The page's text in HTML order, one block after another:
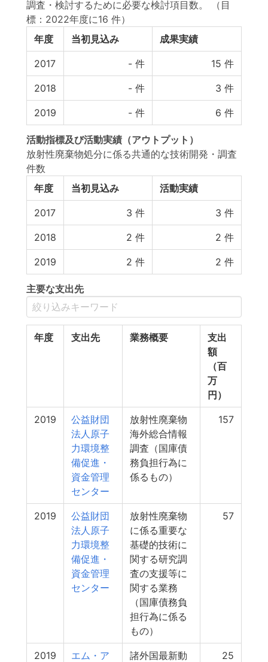
調査・検討するために必要な検討項目数。
（目
標：2022年度に16 件）
年度
当初見込み 成果実績
2017 - 件 15 件
2018 - 件 3 件
2019 - 件 6 件
活動指標及び活動実績 （アウトプット）
放射性廃棄物処分に係る共通的な技術開発・調査
件数
年度
当初見込み 活動実績
2017 3 件 3 件
2018 2 件 2 件
2019 2 件 2 件
主要な支出先
年度 支出先 業務概要
支出
額
（百
万
円）
2019
公益財団
法人原子
力環境整
備促進・
資金管理
センター
放射性廃棄物
海外総合情報
調査（国庫債
務負担行為に
係るもの）
157
2019
公益財団
法人原子
力環境整
備促進・
資金管理
センター
放射性廃棄物
に係る重要な
基礎的技術に
関する研究調
査の支援等に
関する業務
（国庫債務負
担行為に係る
もの）
57
2019
エム・ア
諸外国最新動
25